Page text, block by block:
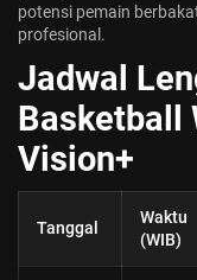
potensi pemain
profesional.
Jadwal
Basketball
Vision+
Tanggal
Waktu
(WIB)